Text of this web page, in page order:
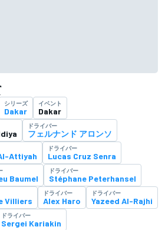
シリーズ
Dakar
イベント
Dakar
ドライバー
フェルナンド アロンソ
Attiyah
ドライバー
Lucas Cruz Senra
Baumel
ドライバー
Stéphane Peterhansel
Villiers
ドライバー
Alex Haro
ドライバー
Yazeed Al-Rajhi
ドライバー
Sergei Kariakin